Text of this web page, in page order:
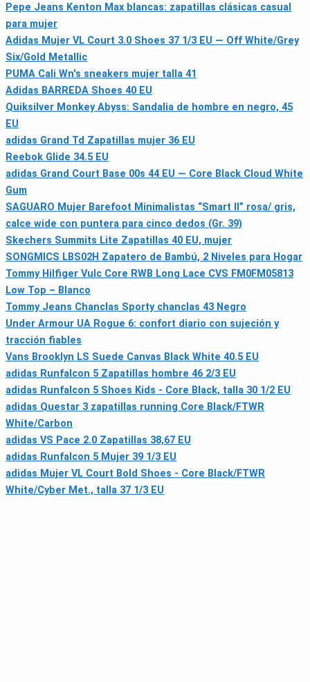
Pepe Jeans Kenton Max blancas: zapatillas clásicas casual
para mujer
Adidas Mujer VL Court 3.0 Shoes 37 1/3 EU — Off White/Grey
Six/Gold Metallic
PUMA Cali Wn's sneakers mujer talla 41
Adidas BARREDA Shoes 40 EU
Quiksilver Monkey Abyss: Sandalia de hombre en negro, 45
EU
adidas Grand Td Zapatillas mujer 36 EU
Reebok Glide 34.5 EU
adidas Grand Court Base 00s 44 EU — Core Black Cloud White
Gum
SAGUARO Mujer Barefoot Minimalistas “Smart II” rosa/ gris,
calce wide con puntera para cinco dedos (Gr. 39)
Skechers Summits Lite Zapatillas 40 EU, mujer
SONGMICS LBS02H Zapatero de Bambú, 2 Niveles para Hogar
Tommy Hilfiger Vulc Core RWB Long Lace CVS FM0FM05813
Low Top – Blanco
Tommy Jeans Chanclas Sporty chanclas 43 Negro
Under Armour UA Rogue 6: confort diario con sujeción y
tracción fiables
Vans Brooklyn LS Suede Canvas Black White 40.5 EU
adidas Runfalcon 5 Zapatillas hombre 46 2/3 EU
adidas Runfalcon 5 Shoes Kids - Core Black, talla 30 1/2 EU
adidas Questar 3 zapatillas running Core Black/FTWR
White/Carbon
adidas VS Pace 2.0 Zapatillas 38,67 EU
adidas Runfalcon 5 Mujer 39 1/3 EU
adidas Mujer VL Court Bold Shoes - Core Black/FTWR
White/Cyber Met., talla 37 1/3 EU